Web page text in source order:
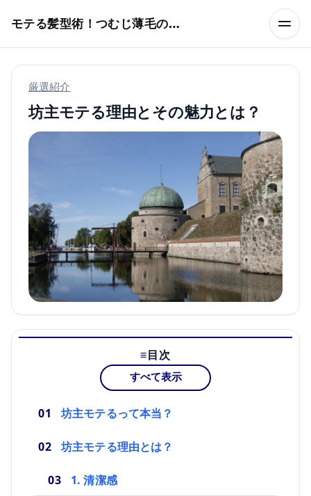
モテる髪型術！つむじ薄毛の隠し方
厳選紹介
坊主モテる理由とその魅力とは？
目次
すべて表示
坊主モテるって本当？
坊主モテる理由とは？
1. 清潔感